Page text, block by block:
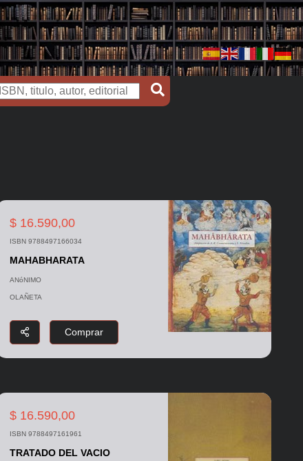
$ 16.590,00
ISBN 9788497166034
MAHABHARATA
ANóNIMO
OLAÑETA
Comprar
$ 16.590,00
ISBN 9788497161961
TRATADO DEL VACIO